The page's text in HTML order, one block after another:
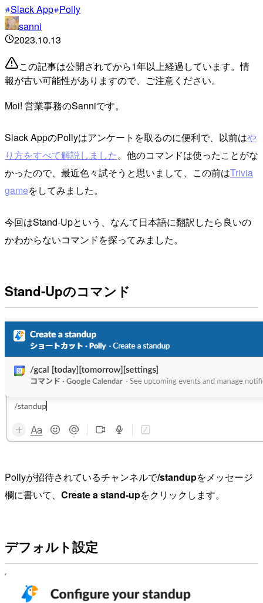
Slack App Polly
sanni
2023.10.13
この記事は公開されてから1年以上経過しています。情
報が古い可能性がありますので、ご注意ください。
Moi! 営業事務のSanniです。
Slack AppのPollyはアンケートを取るのに便利で、以前はや
り方をすべて解説しました。他のコマンドは使ったことがな
かったので、最近色々試そうと思いまして、この前はTrivia
gameをしてみました。
今回はStand-Upという、なんて日本語に翻訳したら良いの
かわからないコマンドを探ってみました。
Stand-Upのコマンド
Pollyが招待されているチャンネルで/standupをメッセージ
欄に書いて、 Create a stand-upをクリックします。
デフォルト設定